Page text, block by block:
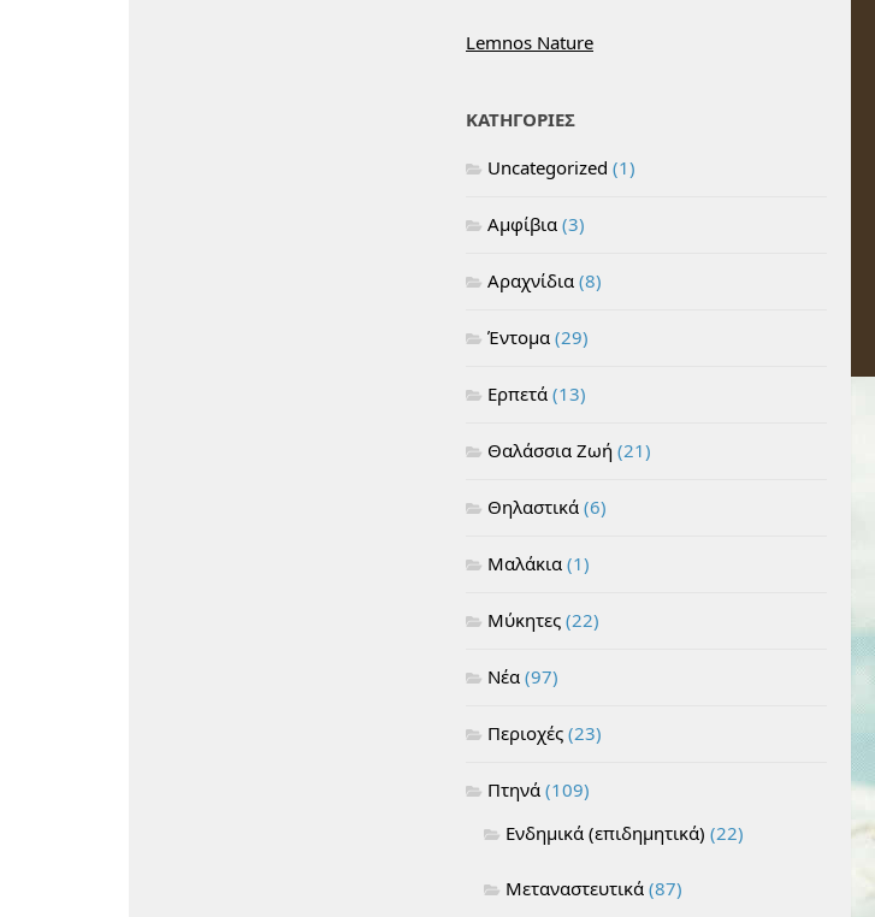
Lemnos Nature
ΚΑΤΗΓΟΡΙΕΣ
Uncategorized (1)
Αμφίβια (3)
Αραχνίδια (8)
Έντομα (29)
Ερπετά (13)
Θαλάσσια Ζωή (21)
Θηλαστικά (6)
Μαλάκια (1)
Μύκητες (22)
Νέα (97)
Περιοχές (23)
Πτηνά (109)
Ενδημικά (επιδημητικά) (22)
Μεταναστευτικά (87)